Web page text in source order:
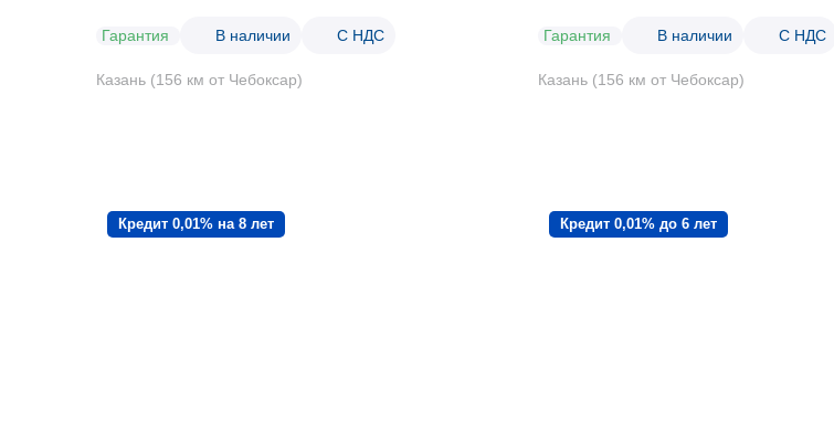
Гарантия В наличии С НДС
Казань (156 км от Чебоксар)
Гарантия В наличии С НДС
Казань (156 км от Чебоксар)
Кредит 0,01% на 8 лет Кредит 0,01% до 6 лет